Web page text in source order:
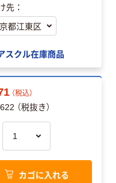
先：
スクル在庫商品
（税込）
（税抜き）
カゴに入れる